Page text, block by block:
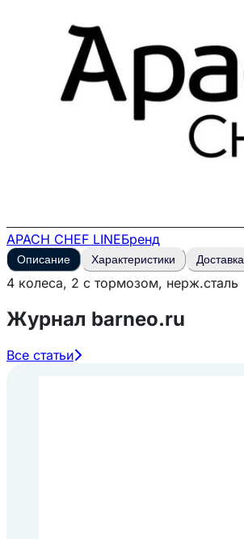
APACH CHEF LINEБренд
Описание Характеристики Доставка
4 колеса, 2 с тормозом, нерж.сталь
Журнал barneo.ru
Все статьи